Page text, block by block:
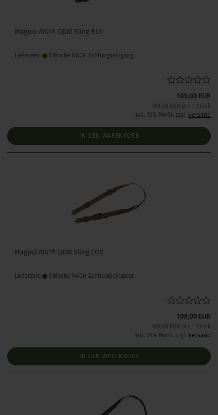
Magpul MS1® QDM Sling BLK
Lieferzeit: 1 Woche NACH Zahlungseingang
109,00 EUR
109,00 EUR pro 1 Stück
inkl. 19% MwSt. zzgl. Versand
IN DEN WARENKORB
Magpul MS1® QDM Sling COY
Lieferzeit: 1 Woche NACH Zahlungseingang
109,00 EUR
109,00 EUR pro 1 Stück
inkl. 19% MwSt. zzgl. Versand
IN DEN WARENKORB